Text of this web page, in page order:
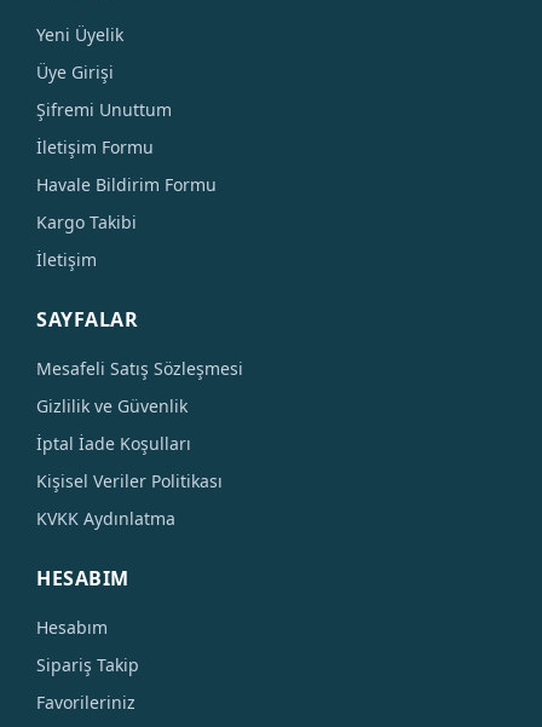
Yeni Üyelik
Üye Girişi
Şifremi Unuttum
İletişim Formu
Havale Bildirim Formu
Kargo Takibi
İletişim
SAYFALAR
Mesafeli Satış Sözleşmesi
Gizlilik ve Güvenlik
İptal İade Koşulları
Kişisel Veriler Politikası
KVKK Aydınlatma
HESABIM
Hesabım
Sipariş Takip
Favorileriniz